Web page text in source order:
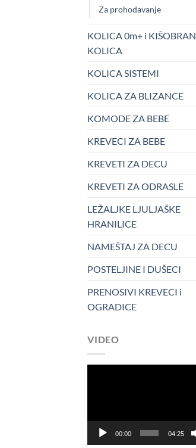
Za prohodavanje
KOLICA 0m+ i KIŠOBRAN
KOLICA
KOLICA SISTEMI
KOLICA ZA BLIZANCE
KOMODE ZA BEBE
KREVECI ZA BEBE
KREVETI ZA DECU
KREVETI ZA ODRASLE
LEŽALJKE LJULJAŠKE
HRANILICE
NAMEŠTAJ ZA DECU
POSTELJINE I DUŠECI
PRENOSIVI KREVECI i
OGRADICE
VIDEO
00:00 04:25